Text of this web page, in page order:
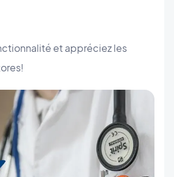
et appréciez les